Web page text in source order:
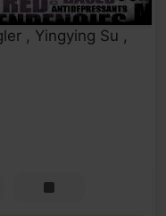
, Yingying Su ,